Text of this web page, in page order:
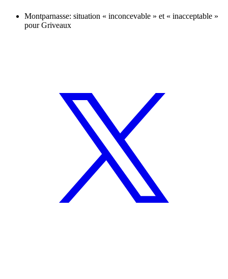
Montparnasse: situation « inconcevable » et « inacceptable »
pour Griveaux